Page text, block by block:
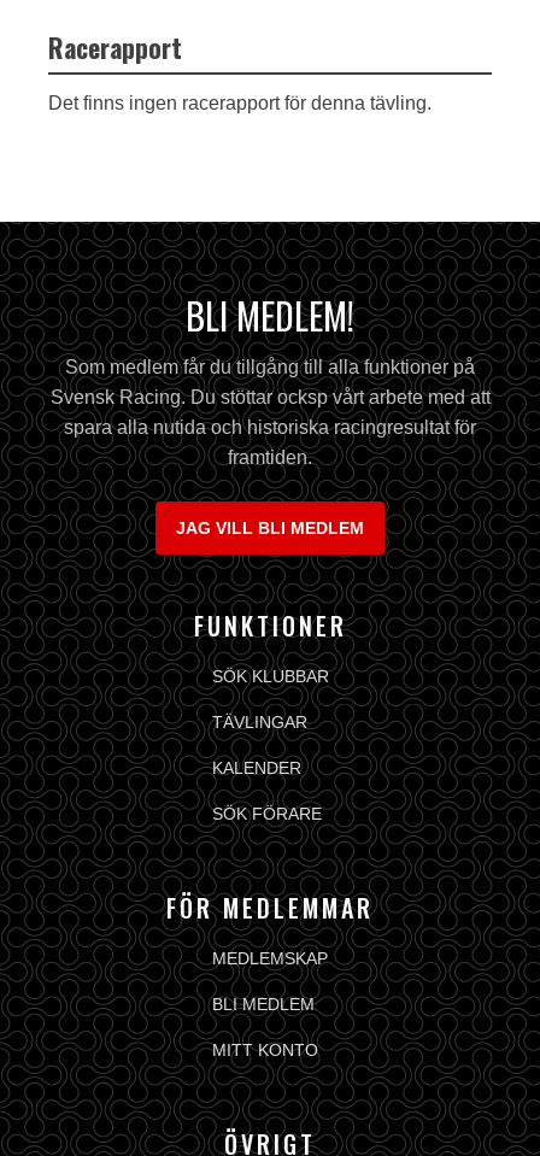
Racerapport
Det finns ingen racerapport för denna tävling.
BLI MEDLEM!
Som medlem får du tillgång till alla funktioner på
Svensk Racing. Du stöttar ocksp vårt arbete med att
spara alla nutida och historiska racingresultat för
framtiden.
JAG VILL BLI MEDLEM
FUNKTIONER
SÖK KLUBBAR
TÄVLINGAR
KALENDER
SÖK FÖRARE
FÖR MEDLEMMAR
MEDLEMSKAP
BLI MEDLEM
MITT KONTO
ÖVRIGT